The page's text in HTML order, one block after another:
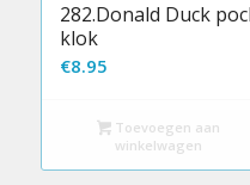
282.Donald Duck
klok
€8.95
Toevoegen aan
winkelwagen